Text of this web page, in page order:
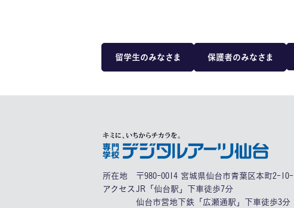
留学生のみなさま 保護者のみなさま
所在地
〒980-0014 宮城県仙台市青葉区本町2-10-1
アクセス JR「仙台駅」下車徒歩7分
仙台市営地下鉄「広瀬通駅」下車徒歩3分